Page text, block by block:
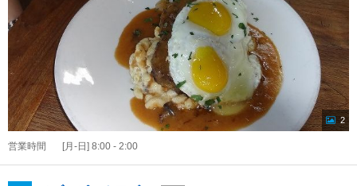
2
営業時間 [月-日] 8:00 - 2:00